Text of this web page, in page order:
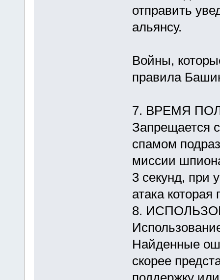
отправить
альянсу.
Войны,
правила
7. ВРЕМЯ
Запрещается
спамом
миссии
3 секунд, при
атака
8.
Найденные
скорее